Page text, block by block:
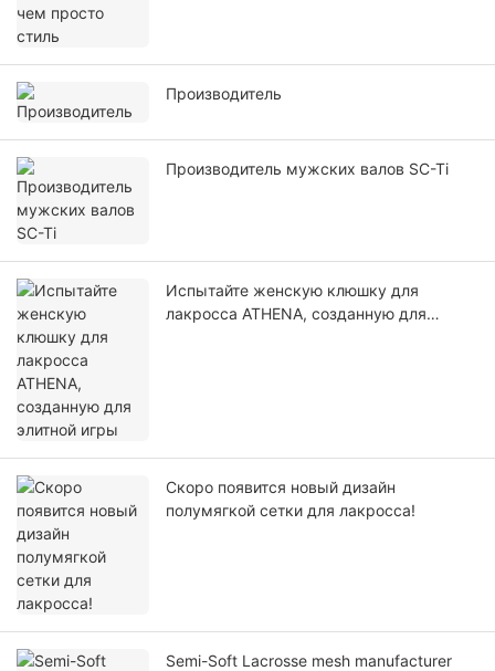
Производитель
Производитель мужских валов SC-Ti
Испытайте женскую клюшку для
лакросса ATHENA, созданную для
Скоро появится новый дизайн
полумягкой сетки для лакросса!
Semi-Soft Lacrosse mesh manufacturer